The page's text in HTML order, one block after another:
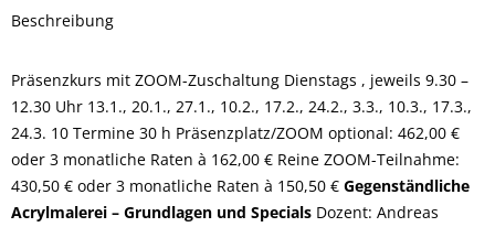
Beschreibung
Präsenzkurs mit ZOOM-Zuschaltung Dienstags , jeweils 9.30 –
12.30 Uhr 13.1., 20.1., 27.1., 10.2., 17.2., 24.2., 3.3., 10.3., 17.3.,
24.3. 10 Termine 30 h Präsenzplatz/ZOOM optional: 462,00 €
oder 3 monatliche Raten à 162,00 € Reine ZOOM-Teilnahme:
430,50 € oder 3 monatliche Raten à 150,50 € Gegenständliche
Acrylmalerei – Grundlagen und Specials Dozent: Andreas